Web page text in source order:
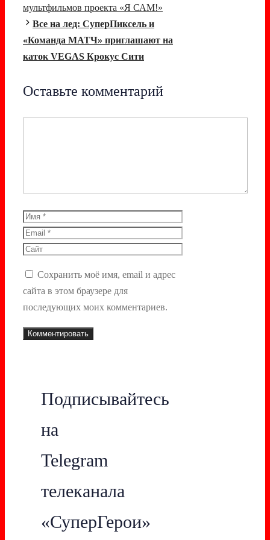
мультфильмов проекта «Я САМ!»
Все на лед: СуперПиксель и
«Команда МАТЧ» приглашают на
каток VEGAS Крокус Сити
Оставьте комментарий
Имя
Email
Сайт
Сохранить моё имя, email и адрес
сайта в этом браузере для
последующих моих комментариев.
Подписывайтесь
на
Telegram
телеканала
«СуперГерои»